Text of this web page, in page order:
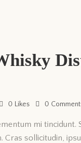
0 Likes 0
mi
Cras sollicitudin,